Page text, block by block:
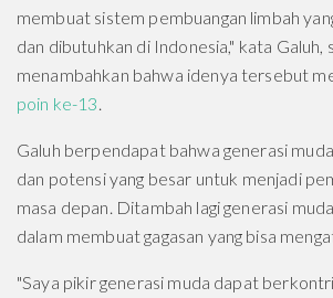
membuat sistem pembuangan limbah
dan dibutuhkan di Indonesia," kata Galuh,
menambahkan bahwa idenya tersebut
poin ke-13
Galuh berpendapat bahwa generasi
dan potensi yang besar untuk menjadi
masa depan. Ditambah lagi generasi
dalam membuat gagasan yang bisa
"Saya pikir generasi muda dapat